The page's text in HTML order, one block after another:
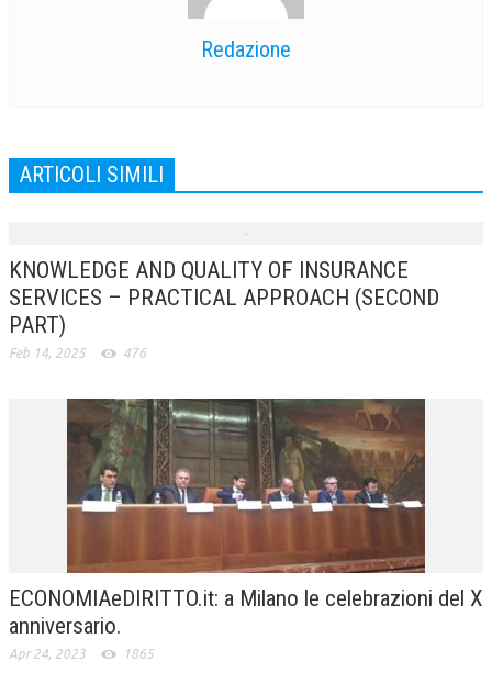
Redazione
ARTICOLI SIMILI
KNOWLEDGE AND QUALITY OF INSURANCE
SERVICES – PRACTICAL APPROACH (SECOND
PART)
Feb 14, 2025 476
ECONOMIAeDIRITTO.it: a Milano le celebrazioni del X
anniversario.
Apr 24, 2023 1865